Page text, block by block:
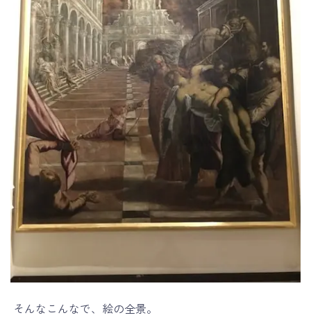
そんなこんなで、絵の全景。